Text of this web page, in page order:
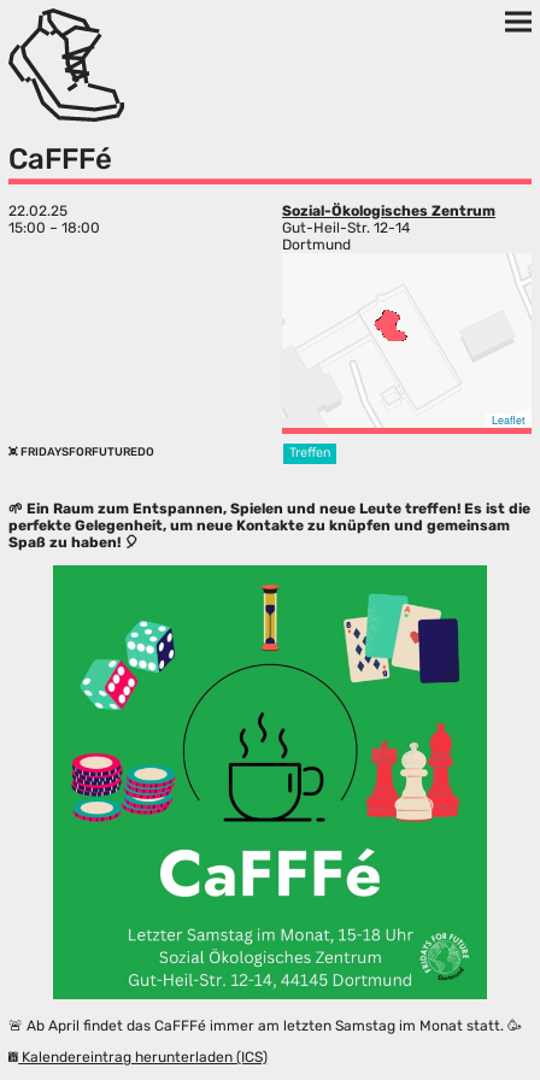
CaFFFé
22.02.25
15:00 – 18:00
Sozial-Ökologisches Zentrum
Gut-Heil-Str. 12-14
Dortmund
Leaflet
FRIDAYSFORFUTUREDO Treffen
🌱 Ein Raum zum Entspannen, Spielen und neue Leute treffen! Es ist die
perfekte Gelegenheit, um neue Kontakte zu knüpfen und gemeinsam
Spaß zu haben! 🎈
🚨 Ab April findet das CaFFFé immer am letzten Samstag im Monat statt. 🥳
Kalendereintrag herunterladen (ICS)